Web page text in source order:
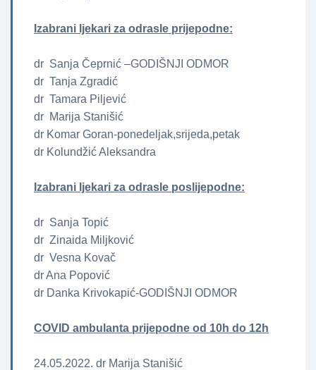
Izabrani ljekari za odrasle prijepodne:
dr Sanja Čeprnić –GODIŠNJI ODMOR
dr Tanja Zgradić
dr Tamara Piljević
dr Marija Stanišić
dr Komar Goran-ponedeljak,srijeda,petak
dr Kolundžić Aleksandra
Izabrani ljekari za odrasle poslijepodne:
dr Sanja Topić
dr Zinaida Miljković
dr Vesna Kovač
dr Ana Popović
dr Danka Krivokapić-GODIŠNJI ODMOR
COVID ambulanta prijepodne od 10h do 12h
24.05.2022. dr Marija Stanišić